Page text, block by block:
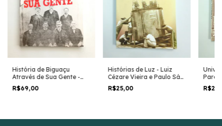
História de Biguaçu
Através de Sua Gente -
Iaponan Soares e Ana
Lúcia C. Locks
R$69,00
Histórias de Luz - Luiz
Cézare Vieira e Paulo Sá
Brito
R$25,00